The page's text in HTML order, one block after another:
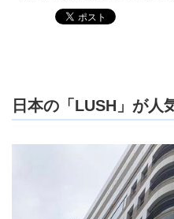
日本の「LUSH」が人